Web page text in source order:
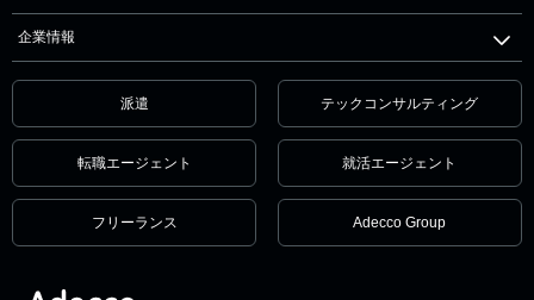
企業情報
派遣 テックコンサルティング
転職エージェント 就活エージェント
フリーランス Adecco Group